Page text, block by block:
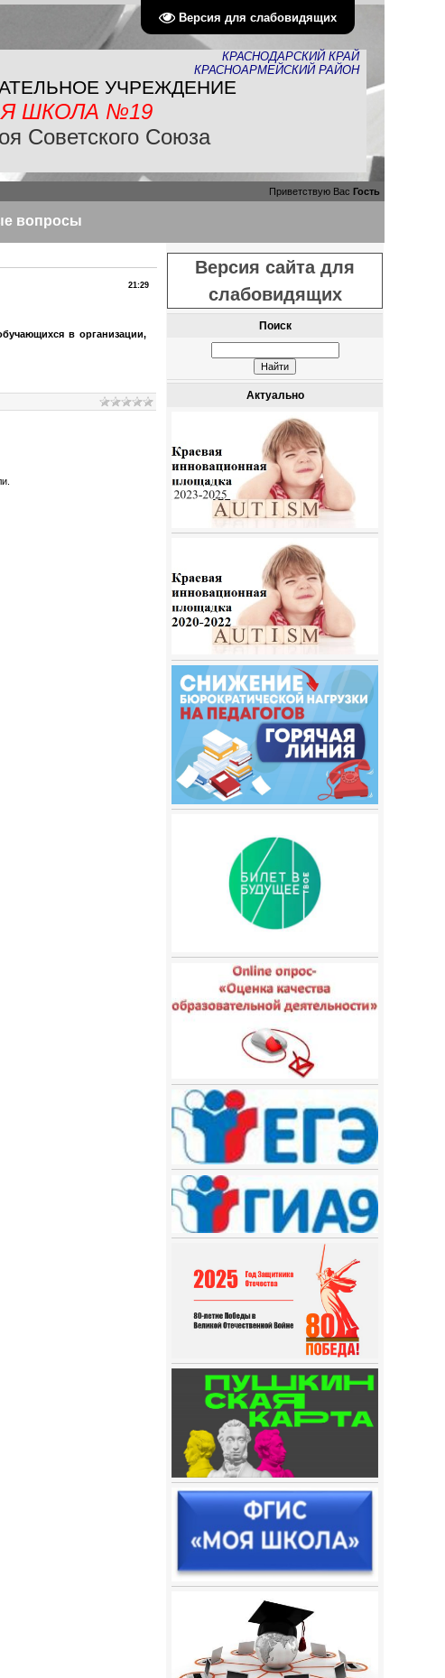
Версия для слабовидящих
КРАСНОДАРСКИЙ КРАЙ
КРАСНОАРМЕЙСКИЙ РАЙОН
УЧРЕЖДЕНИЕ
ШКОЛА №19
Советского Союза
Приветствую Вас Гость
вопросы
21:29
в организации,
Версия сайта для
слабовидящих
Поиск
Актуально